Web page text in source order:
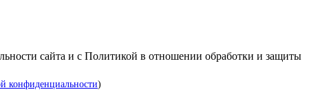
сайта и с Политикой в отношении обработки и защиты
конфиденциальности)